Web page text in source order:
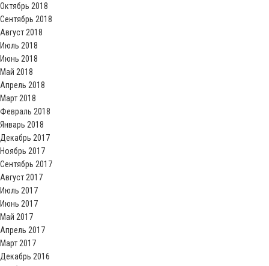
Октябрь 2018
Сентябрь 2018
Август 2018
Июль 2018
Июнь 2018
Май 2018
Апрель 2018
Март 2018
Февраль 2018
Январь 2018
Декабрь 2017
Ноябрь 2017
Сентябрь 2017
Август 2017
Июль 2017
Июнь 2017
Май 2017
Апрель 2017
Март 2017
Декабрь 2016